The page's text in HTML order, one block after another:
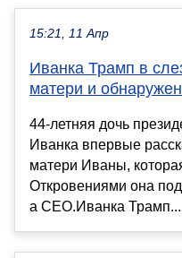
15:21, 11 Апр
Иванка Трамп в
матери и
44-летняя дочь
Иванка впервые
матери Иваны,
Откровениями она
a CEO.Иванка Трамп...